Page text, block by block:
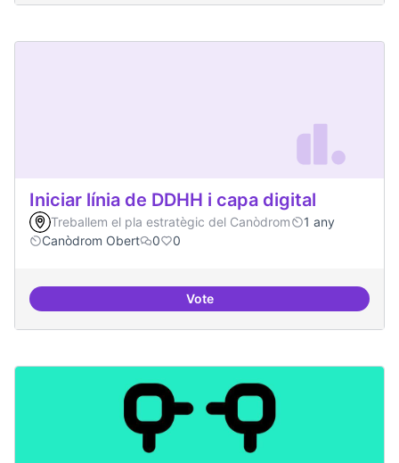
Iniciar línia de DDHH i capa digital
Treballem el pla estratègic del Canòdrom
1 any
Canòdrom Obert
0 0
VoteIniciar línia de DDHH i capa